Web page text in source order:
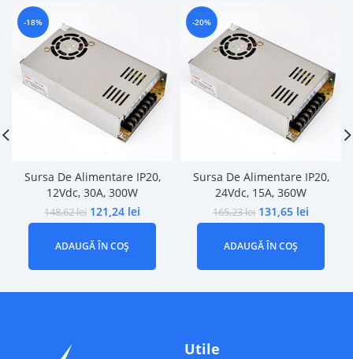
-18%
Sursa De Alimentare IP20,
12Vdc, 30A, 300W
148,62lei 121,24 lei
ADAUGĂ ÎN COȘ
-20%
Sursa De Alimentare IP20,
24Vdc, 15A, 360W
165,23lei 131,65 lei
ADAUGĂ ÎN COȘ
Utile